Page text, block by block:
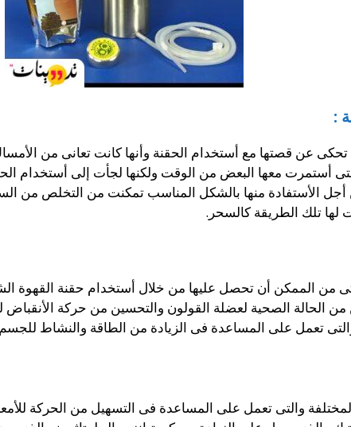
:
عن قصتها مع أستخدام الحقنة وأنها كانت تعانى من
أستمرت معها البعض من الوقت ولكنها لجأت إلى أستخدام
من أجل الأستفادة منها بالشكل المناسب تمكنت من التخلص من
لها تلك الطريقة كالسحر.
من الممكن أن تحصل عليها من خلال أستخدام حقنة
الحالة الصحية لعضلة القولون والتحسين من حركة الأنقباض
تعمل على المساعدة فى الزيادة من الطاقة والنشاط
والتى تعمل على المساعدة فى التسهيل من الحركة